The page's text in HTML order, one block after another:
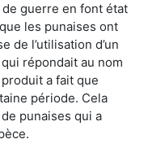
guerre en font état
les punaises ont
de l’utilisation d’un
répondait au nom
a fait que
période. Cela
punaises qui a